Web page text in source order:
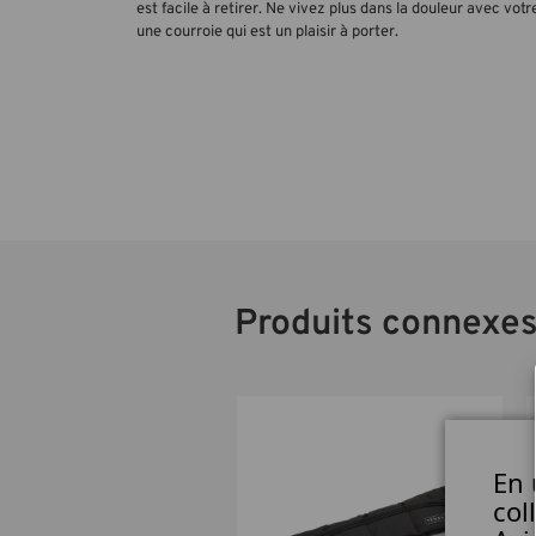
est facile à retirer. Ne vivez plus dans la douleur avec
une courroie qui est un plaisir à porter.
Produits connexes
En